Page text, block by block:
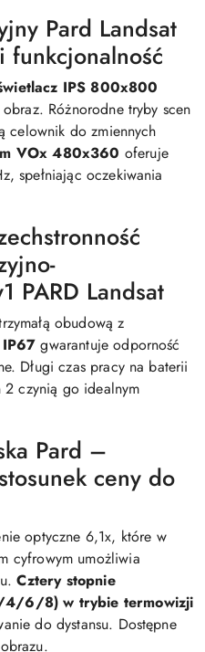
Pard Landsat
IPS 800x800
Różnorodne tryby scen
celownik do zmiennych
VOx 480x360 oferuje
spełniając oczekiwania
PARD Landsat
obudową z
IP67 gwarantuje odporność
Długi czas pracy na baterii
czynią go idealnym
Pard –
ceny do
optyczne 6,1x, które w
cyfrowym umożliwia
Cztery stopnie
4/6/8) w trybie termowizji
do dystansu. Dostępne
obrazu.